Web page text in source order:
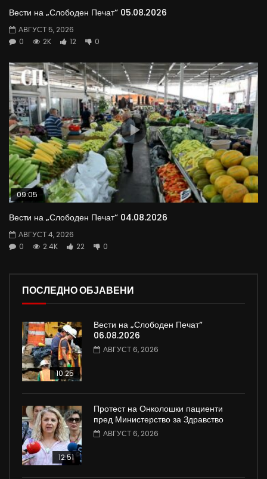
Вести на „Слободен Печат“ 05.08.2026
АВГУСТ 5, 2026
0
2K 12 0
09:05
Вести на „Слободен Печат“ 04.08.2026
АВГУСТ 4, 2026
0
2.4K 22 0
ПОСЛЕДНО ОБЈАВЕНИ
10:25
Вести на „Слободен Печат“
06.08.2026
АВГУСТ 6, 2026
12:51
Протест на Онколошки пациенти
пред Министерство за Здравство
АВГУСТ 6, 2026